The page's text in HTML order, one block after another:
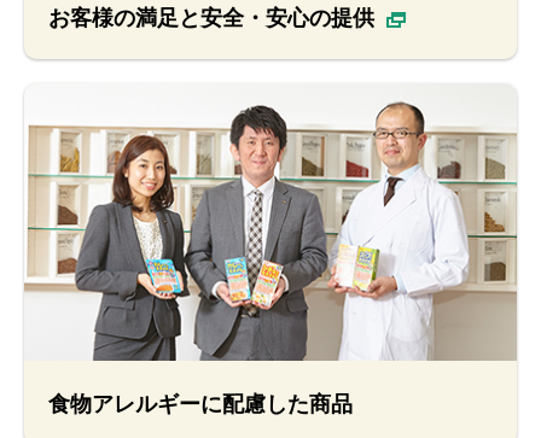
お客様の満足と安全・安心の提供
食物アレルギーに配慮した商品